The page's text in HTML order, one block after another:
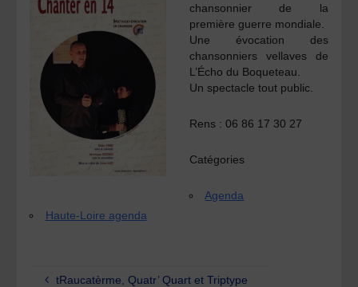
chansonnier de la
première guerre mondiale.
Une évocation des
chansonniers vellaves de
L’Écho du Boqueteau.
Un spectacle tout public.
Rens : 06 86 17 30 27
Catégories
Agenda
Haute-Loire agenda
tRaucatèrme, Quatr’ Quart et Triptype